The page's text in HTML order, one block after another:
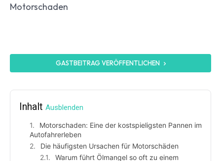
Motorschaden
GASTBEITRAG VERÖFFENTLICHEN
Inhalt Ausblenden
Motorschaden: Eine der kostspieligsten Pannen im
Autofahrerleben
Die häufigsten Ursachen für Motorschäden
Warum führt Ölmangel so oft zu einem